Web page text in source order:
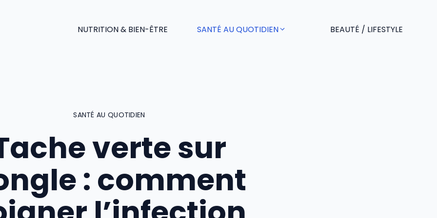
NUTRITION & BIEN-ÊTRE SANTÉ AU QUOTIDIEN BEAUTÉ / LIFESTYLE
SANTÉ AU QUOTIDIEN
verte sur
: comment